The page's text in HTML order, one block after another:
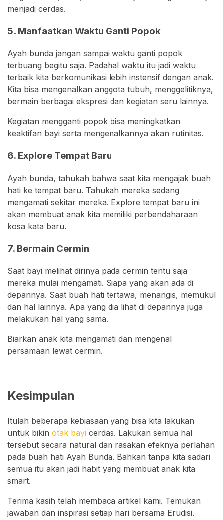
menjadi cerdas.
5. Manfaatkan Waktu Ganti Popok
Ayah bunda jangan sampai waktu ganti popok
terbuang begitu saja. Padahal waktu itu jadi waktu
terbaik kita berkomunikasi lebih instensif dengan anak.
Kita bisa mengenalkan anggota tubuh, menggelitiknya,
bermain berbagai ekspresi dan kegiatan seru lainnya.
Kegiatan mengganti popok bisa meningkatkan
keaktifan bayi serta mengenalkannya akan rutinitas.
6. Explore Tempat Baru
Ayah bunda, tahukah bahwa saat kita mengajak buah
hati ke tempat baru. Tahukah mereka sedang
mengamati sekitar mereka. Explore tempat baru ini
akan membuat anak kita memiliki perbendaharaan
kosa kata baru.
7. Bermain Cermin
Saat bayi melihat dirinya pada cermin tentu saja
mereka mulai mengamati. Siapa yang akan ada di
depannya. Saat buah hati tertawa, menangis, memukul
dan hal lainnya. Apa yang dia lihat di depannya juga
melakukan hal yang sama.
Biarkan anak kita mengamati dan mengenal
persamaan lewat cermin.
Kesimpulan
Itulah beberapa kebiasaan yang bisa kita lakukan
untuk bikin otak bayi cerdas. Lakukan semua hal
tersebut secara natural dan rasakan efeknya perlahan
pada buah hati Ayah Bunda. Bahkan tanpa kita sadari
semua itu akan jadi habit yang membuat anak kita
smart.
Terima kasih telah membaca artikel kami. Temukan
jawaban dan inspirasi setiap hari bersama Erudisi.